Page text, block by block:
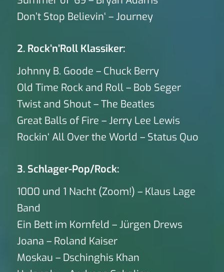
Don’t Stop Believin‘ – Journey
2. Rock’n’Roll Klassiker:
Johnny B. Goode – Chuck Berry
Old Time Rock and Roll – Bob Seger
Twist and Shout – The Beatles
Great Balls of Fire – Jerry Lee Lewis
Rockin‘ All Over the World – Status Quo
3. Schlager-Pop/Rock:
1000 und 1 Nacht (Zoom!) – Klaus Lage
Band
Ein Bett im Kornfeld – Jürgen Drews
Joana – Roland Kaiser
Moskau – Dschinghis Khan